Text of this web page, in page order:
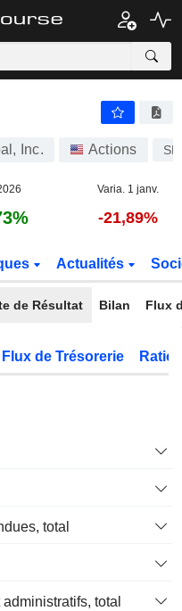
Inc. Actions
Varia. 1 janv.
-21,89%
Actualités
de Résultat Bilan Flux
Flux de Trésorerie
total
total